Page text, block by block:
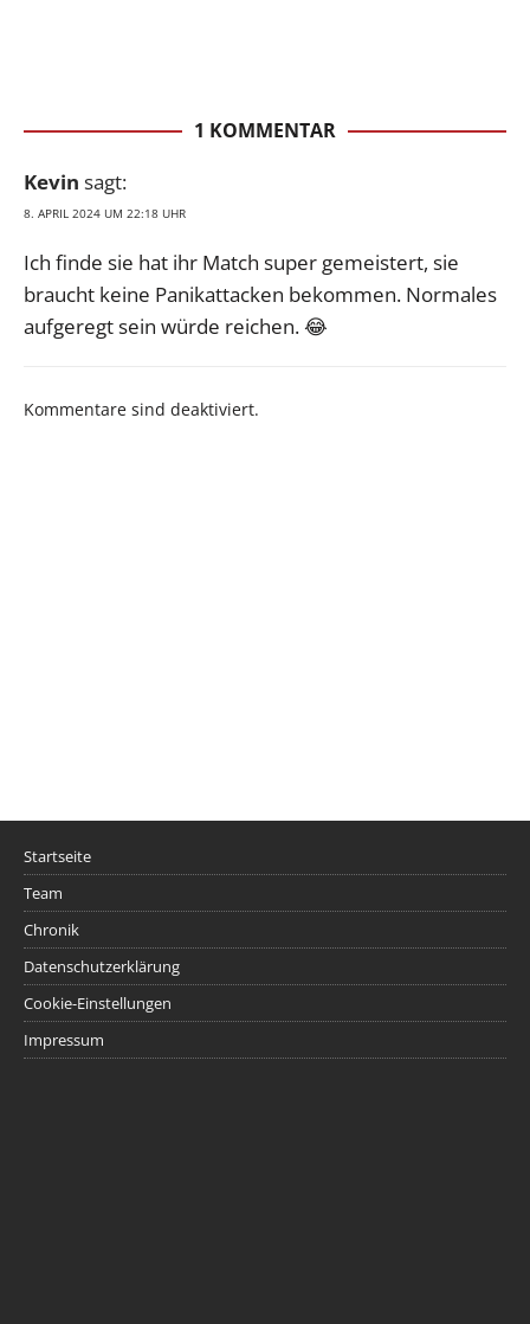
1 KOMMENTAR
Kevin sagt:
8. APRIL 2024 UM 22:18 UHR
Ich finde sie hat ihr Match super gemeistert, sie
braucht keine Panikattacken bekommen. Normales
aufgeregt sein würde reichen. 😂
Kommentare sind deaktiviert.
Startseite
Team
Chronik
Datenschutzerklärung
Cookie-Einstellungen
Impressum